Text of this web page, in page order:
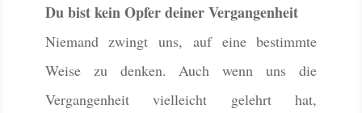
Du bist kein Opfer deiner Vergangenheit
Niemand zwingt uns, auf eine bestimmte
Weise zu denken. Auch wenn uns die
Vergangenheit vielleicht gelehrt hat,